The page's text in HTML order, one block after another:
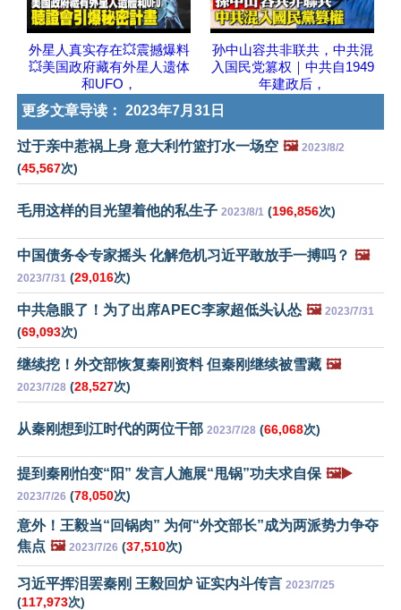
外星人真实存在💥震撼爆料
💥美国政府藏有外星人遗体
和UFO，
孙中山容共非联共，中共混
入国民党篡权｜中共自1949
年建政后，
更多文章导读： 2023年7月31日
过于亲中惹祸上身 意大利竹篮打水一场空 🖼️ 2023/8/2
(45,567次)
毛用这样的目光望着他的私生子 2023/8/1 (196,856次)
中国债务令专家摇头 化解危机习近平敢放手一搏吗？ 🖼️
2023/7/31 (29,016次)
中共急眼了！为了出席APEC李家超低头认怂 🖼️ 2023/7/31
(69,093次)
继续挖！外交部恢复秦刚资料 但秦刚继续被雪藏 🖼️
2023/7/28 (28,527次)
从秦刚想到江时代的两位干部 2023/7/28 (66,068次)
提到秦刚怕变“阳” 发言人施展“甩锅”功夫求自保 🖼️▶️
2023/7/26 (78,050次)
意外！王毅当“回锅肉” 为何“外交部长”成为两派势力争夺
焦点 🖼️ 2023/7/26 (37,510次)
习近平挥泪罢秦刚 王毅回炉 证实内斗传言 2023/7/25
(117,973次)